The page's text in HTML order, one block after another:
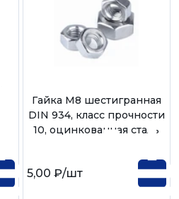
Гайка М8 шестигранная
DIN 934, класс прочности
10, оцинкованная сталь
5,00 ₽/шт